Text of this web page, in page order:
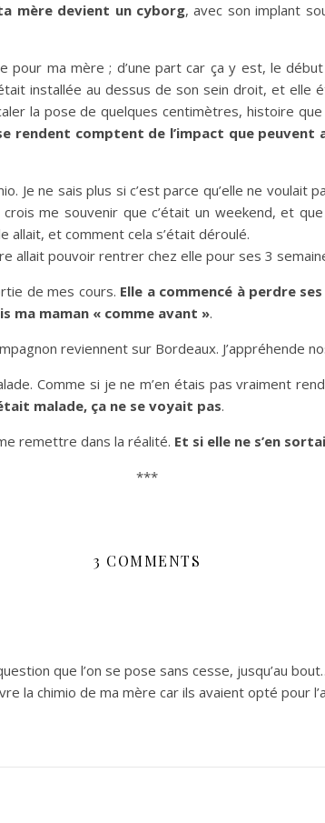
mère devient un cyborg, avec son implant
ma mère ; d’une part car ça y est, le
installée au dessus de son sein droit, et elle
la pose de quelques centimètres, histoire
rendent comptent de l’impact que
Je ne sais plus si c’est parce qu’elle ne voulait
me souvenir que c’était un weekend, et
allait, et comment cela s’était déroulé.
allait pouvoir rentrer chez elle pour ses 3
de mes cours. Elle a commencé à perdre
ma maman « comme avant ».
reviennent sur Bordeaux. J’appréhende
Comme si je ne m’en étais pas vraiment
malade, ça ne se voyait pas.
remettre dans la réalité. Et si elle ne s’en
***
3 COMMENTS
que l’on se pose sans cesse, jusqu’au
la chimio de ma mère car ils avaient opté